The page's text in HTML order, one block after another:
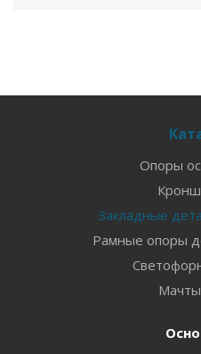
Опоры
Закладные
Рамные опоры
Мачты